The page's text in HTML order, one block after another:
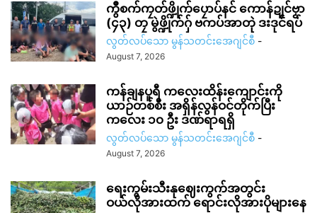
ကွဳစက်ကၠတ်ဖ္ဍိုက်ပၠောပ်နင် ကောန်ဍုင်ဗၟာ
(၄၃) တၠ မွဲဖ္ဍိုက်ဂှ် ဗကပ်အာတုဲ ဒးဒုင်ရပ်
လွတ်လပ်သော မွန်သတင်းအေဂျင်စီ -
August 7, 2026
ကန်ချနပူရီ ကလေးထိန်းကျောင်းကို
ယာဉ်တစ်စီး အရှိန်လွန်ဝင်တိုက်ပြီး
ကလေး ၁၀ ဦး ဒဏ်ရာရရှိ
လွတ်လပ်သော မွန်သတင်းအေဂျင်စီ -
August 7, 2026
ရေးကွမ်းသီးနုဈေးကွက်အတွင်း
ဝယ်လိုအားထက် ရောင်းလိုအားပိုများနေ